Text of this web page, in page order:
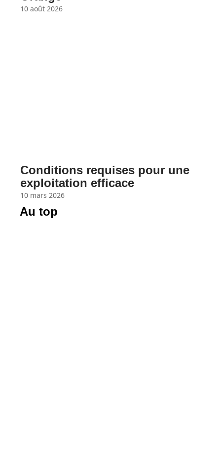
10 août 2026
Conditions requises pour une
exploitation efficace
10 mars 2026
Au top